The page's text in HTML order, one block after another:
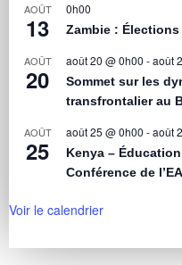
AOÛT
13
0h00
Zambie :
AOÛT
20
août 20 @ 0h00 -août
Sommet sur les
transfrontalier au
AOÛT
25
août 25 @ 0h00 -août
Kenya –
Conférence de
Voir le calendrier